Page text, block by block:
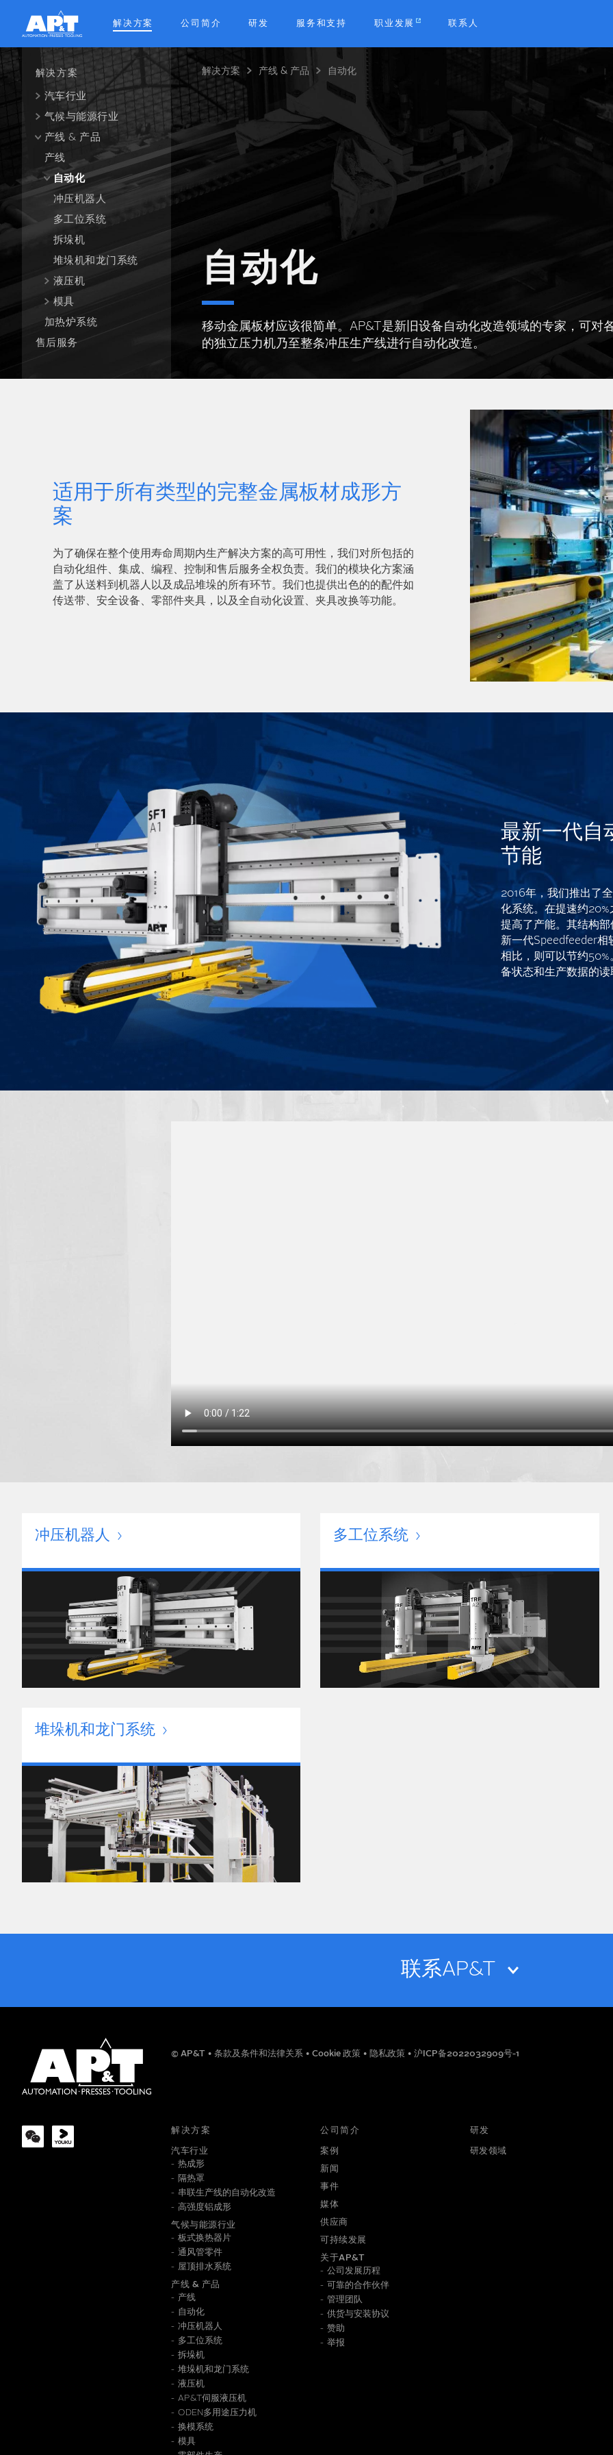
main
content
解决方案 公司简介 研发 服务和支持 职业发展 联系人
解决方案
汽车行业
气候与能源行业
产线 & 产品
产线
自动化
冲压机器人
多工位系统
拆垛机
堆垛机和龙门系统
液压机
模具
加热炉系统
售后服务
Breadcrumb
解决方案 产线 & 产品 自动化
自动化
移动金属板材应该很简单。AP&T是新旧设备自动化改造领域的专家，可对
的独立压力机乃至整条冲压生产线进行自动化改造。
适用于所有类型的完整金属板材成形方
案
为了确保在整个使用寿命周期内生产解决方案的高可用性，我们对所包括的
自动化组件、集成、编程、控制和售后服务全权负责。我们的模块化方案涵
盖了从送料到机器人以及成品堆垛的所有环节。我们也提供出色的的配件如
传送带、安全设备、零部件夹具，以及全自动化设置、夹具改换等功能。
最新一代
节能
2016年，我们推出了
化系统。在提速约
提高了产能。其结构
新一代Speedfeeder相
相比，则可以节约
备状态和生产数据的读
冲压机器人 多工位系统
堆垛机和龙门系统
联系AP&T
信息
了解我们如何保存信息，请阅览
© AP&T 条款及条件和法律关系 •Cookie 政策 • 隐私政策 •沪ICP备2022032909号-1
解决方案
汽车行业
热成形
隔热罩
串联生产线的自动化改造
高强度铝成形
气候与能源行业
板式换热器片
通风管零件
屋顶排水系统
产线 & 产品
产线
自动化
冲压机器人
多工位系统
拆垛机
堆垛机和龙门系统
液压机
AP&T伺服液压机
ODEN多用途压力机
换模系统
模具
公司简介
案例
新闻
事件
媒体
供应商
可持续发展
关于AP&T
公司发展历程
可靠的合作伙伴
管理团队
供货与安装协议
赞助
举报
研发
研发领域